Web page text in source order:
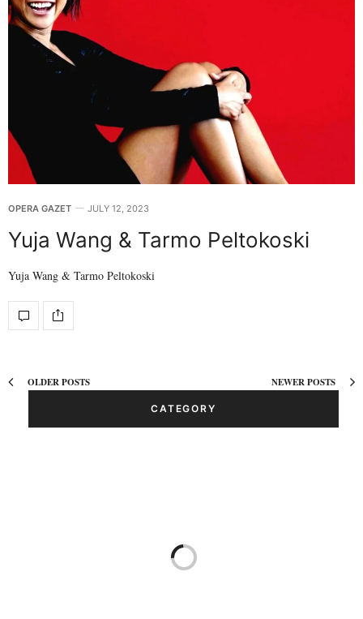
OPERA GAZET JULY 12, 2023
Yuja Wang & Tarmo Peltokoski
Yuja Wang & Tarmo Peltokoski
OLDER POSTS NEWER POSTS
CATEGORY